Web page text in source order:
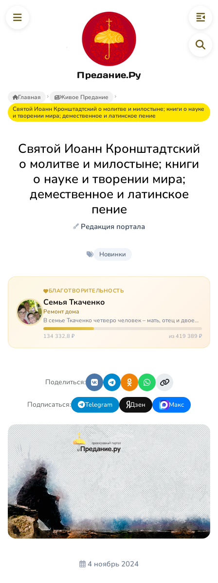
Предание.Ру
Главная
Живое Предание
Святой Иоанн Кронштадтский о молитве и милостыне; книги о науке
и творении мира; демественное и латинское пение
Святой Иоанн Кронштадтский
о молитве и милостыне; книги
о науке и творении мира;
демественное и латинское
пение
Редакция портала
Новинки
БЛАГОТВОРИТЕЛЬНОСТЬ
Семья Ткаченко
Ремонт дома
В семье Ткаченко четверо человек – мать, отец и двое
сыновей. И это семья – крепость. У них столько проблем
и бед, что хватило бы на много семей. Трое из четверых
134 332,8 ₽ из 419 389 ₽
Поделиться:
Подписаться: Telegram Дзен Макс
4 ноябрь 2024